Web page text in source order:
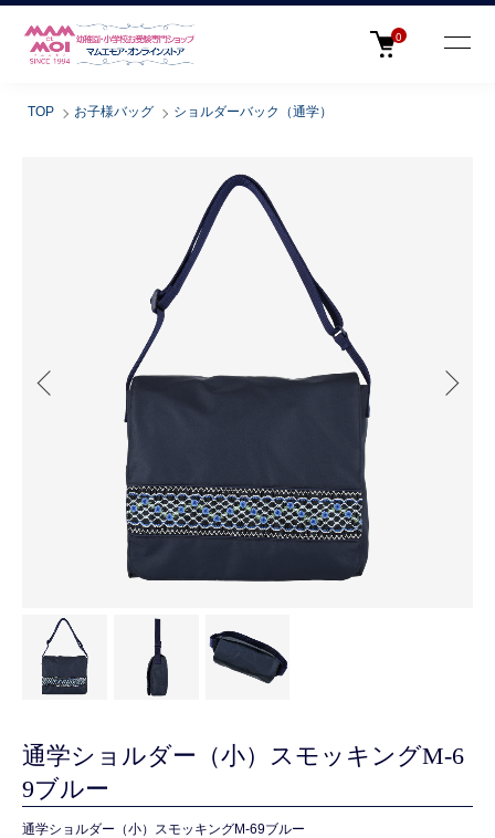
0
TOP お子様バッグ ショルダーバック（通学）
通学ショルダー（小）スモッキングM-6
9ブルー
通学ショルダー（小）スモッキングM-69ブルー